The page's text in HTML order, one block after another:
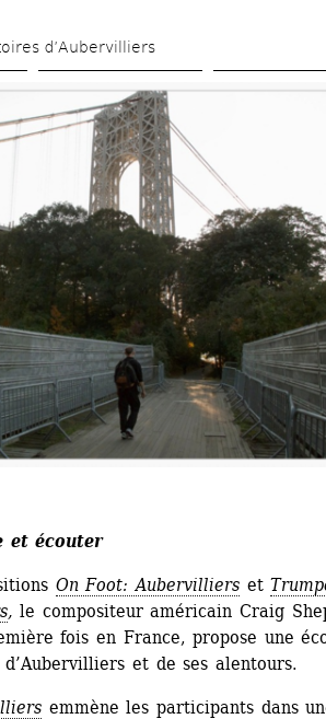
d’Aubervilliers
et écouter
On Foot: Aubervilliers et
, le compositeur américain Craig
fois en France, propose une
et de ses alentours.
emmène les participants dans